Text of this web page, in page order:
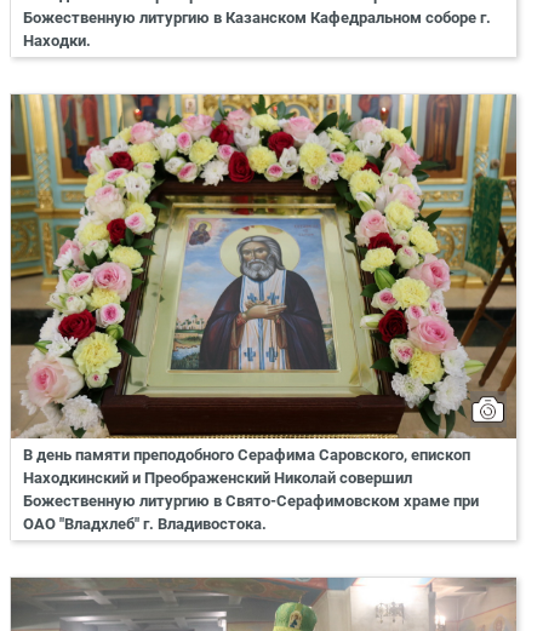
Божественную литургию в Казанском Кафедральном соборе г.
Находки.
В день памяти преподобного Серафима Саровского, епископ
Находкинский и Преображенский Николай совершил
Божественную литургию в Свято-Серафимовском храме при
ОАО "Владхлеб" г. Владивостока.